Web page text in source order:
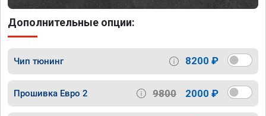
Дополнительные опции:
Чип тюнинг 8200 ₽
Прошивка Евро 2 9800 2000 ₽